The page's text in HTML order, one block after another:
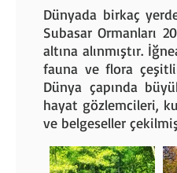
Dünyada birkaç
Subasar Ormanları
altına alınmıştır.
fauna ve flora
Dünya çapında
hayat gözlemcileri,
ve belgeseller